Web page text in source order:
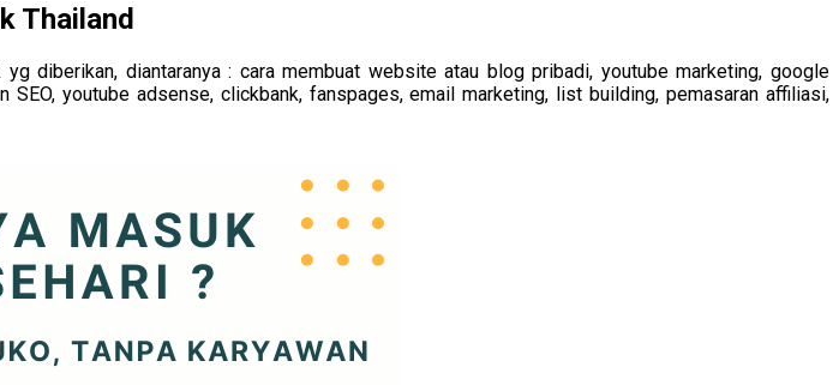
Thailand
diberikan, diantaranya : cara membuat website atau blog pribadi, youtube marketing, google
youtube adsense, clickbank, fanspages, email marketing, list building, pemasaran affiliasi,